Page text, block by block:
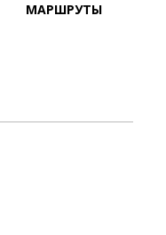
МАРШРУТЫ